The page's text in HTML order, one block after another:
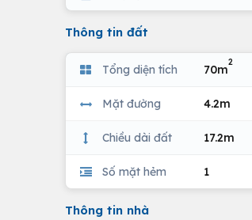
Thông tin đất
Tổng diện tích 70m
2
Mặt đường 4.2m
Chiều dài đất 17.2m
Số mặt hẻm 1
Thông tin nhà